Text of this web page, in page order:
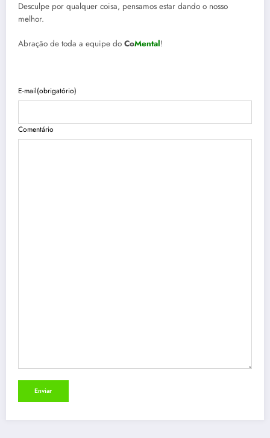
Desculpe por qualquer coisa, pensamos estar dando o nosso
melhor.
Abração de toda a equipe do CoMental!
E-mail(obrigatório)
Comentário
Enviar